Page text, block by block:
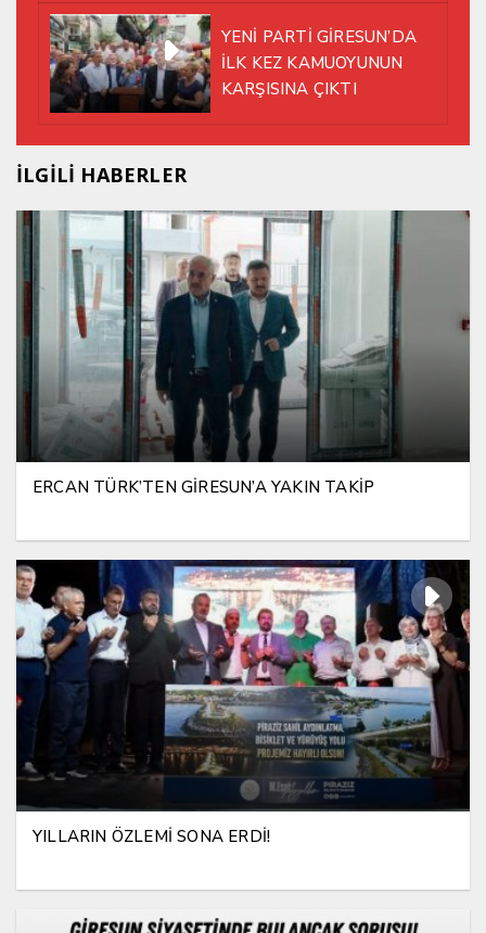
YÜRÜMEYE KARAR VERDİK
YENİ PARTİ GİRESUN’DA
İLK KEZ KAMUOYUNUN
KARŞISINA ÇIKTI
İLGİLİ HABERLER
ERCAN TÜRK’TEN GİRESUN’A YAKIN TAKİP
YILLARIN ÖZLEMİ SONA ERDİ!